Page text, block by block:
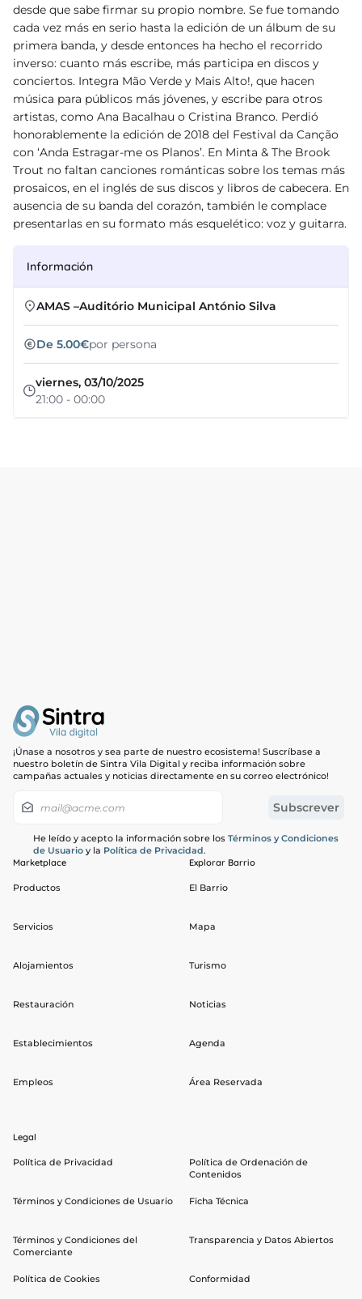
desde que sabe firmar su propio nombre. Se fue tomando
cada vez más en serio hasta la edición de un álbum de su
primera banda, y desde entonces ha hecho el recorrido
inverso: cuanto más escribe, más participa en discos y
conciertos. Integra Mão Verde y Mais Alto!, que hacen
música para públicos más jóvenes, y escribe para otros
artistas, como Ana Bacalhau o Cristina Branco. Perdió
honorablemente la edición de 2018 del Festival da Canção
con ‘Anda Estragar-me os Planos’. En Minta & The Brook
Trout no faltan canciones románticas sobre los temas más
prosaicos, en el inglés de sus discos y libros de cabecera. En
ausencia de su banda del corazón, también le complace
presentarlas en su formato más esquelético: voz y guitarra.
Información
AMAS –Auditório Municipal António Silva
De 5.00€por persona
viernes, 03/10/2025
21:00 - 00:00
¡Únase a nosotros y sea parte de nuestro ecosistema! Suscríbase a
nuestro boletín de Sintra Vila Digital y reciba información sobre
campañas actuales y noticias directamente en su correo electrónico!
He leído y acepto la información sobre los Términos y Condiciones
de Usuario y la Política de Privacidad.
Marketplace
Productos
Servicios
Alojamientos
Restauración
Establecimientos
Empleos
Explorar Barrio
El Barrio
Mapa
Turismo
Noticias
Agenda
Área Reservada
Legal
Política de Privacidad
Términos y Condiciones de Usuario
Términos y Condiciones del
Comerciante
Política de Cookies
Política de Ordenación de
Contenidos
Ficha Técnica
Transparencia y Datos Abiertos
Conformidad